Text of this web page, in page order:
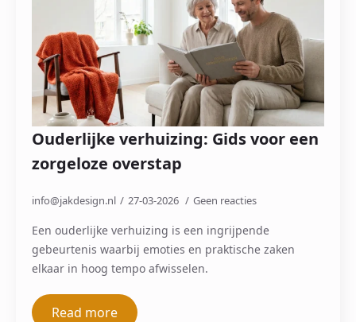
Ouderlijke verhuizing: Gids voor een
zorgeloze overstap
info@jakdesign.nl 27-03-2026 Geen reacties
Een ouderlijke verhuizing is een ingrijpende
gebeurtenis waarbij emoties en praktische zaken
elkaar in hoog tempo afwisselen.
Read more